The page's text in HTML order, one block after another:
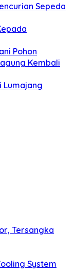
Sepeda
Pohon
Kembali
Lumajang
Tersangka
System